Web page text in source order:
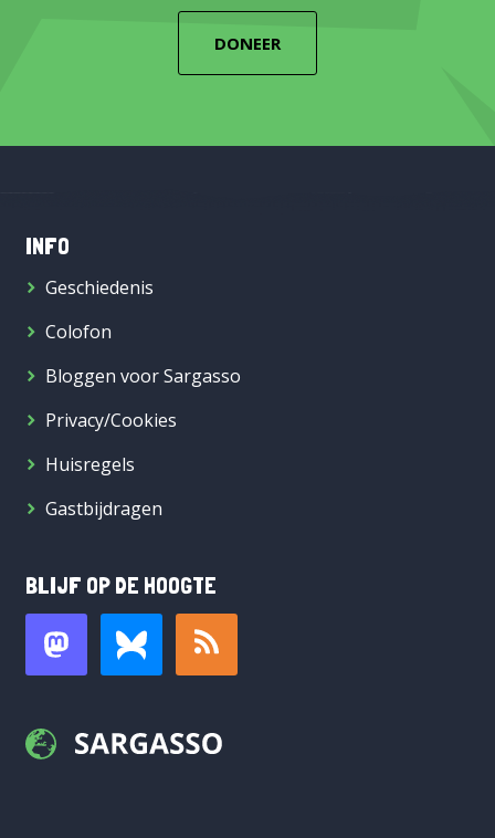
DONEER
INFO
Geschiedenis
Colofon
Bloggen voor Sargasso
Privacy/Cookies
Huisregels
Gastbijdragen
BLIJF OP DE HOOGTE